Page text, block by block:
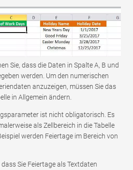
Sie, dass die Daten in Spalte A, B und
werden. Um den numerischen
anzuzeigen, müssen Sie das
in Allgemein ändern.
ist nicht obligatorisch. Es
als Zellbereich in die Tabelle
werden Feiertage im Bereich von
Sie Feiertage als Textdaten